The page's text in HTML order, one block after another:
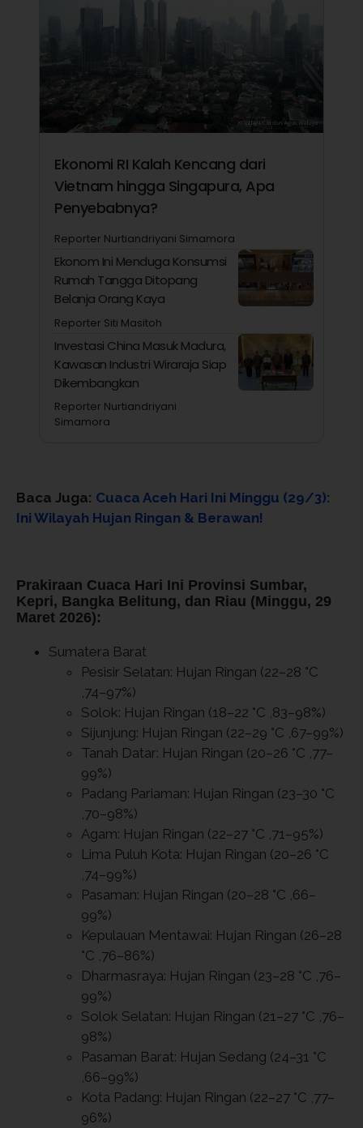
Ekonomi RI Kalah Kencang dari
Vietnam hingga Singapura, Apa
Penyebabnya?
Reporter Nurtiandriyani Simamora
Ekonom Ini Menduga Konsumsi
Rumah Tangga Ditopang
Belanja Orang Kaya
Reporter Siti Masitoh
Investasi China Masuk Madura,
Kawasan Industri Wiraraja Siap
Dikembangkan
Reporter Nurtiandriyani
Simamora
Baca Juga: Cuaca Aceh Hari Ini Minggu (29/3):
Ini Wilayah Hujan Ringan & Berawan!
Prakiraan Cuaca Hari Ini Provinsi Sumbar,
Kepri, Bangka Belitung, dan Riau (Minggu, 29
Maret 2026):
Sumatera Barat
Pesisir Selatan: Hujan Ringan (22–28 °C
,74–97%)
Solok: Hujan Ringan (18–22 °C ,83–98%)
Sijunjung: Hujan Ringan (22–29 °C ,67–99%)
Tanah Datar: Hujan Ringan (20–26 °C ,77–
99%)
Padang Pariaman: Hujan Ringan (23–30 °C
,70–98%)
Agam: Hujan Ringan (22–27 °C ,71–95%)
Lima Puluh Kota: Hujan Ringan (20–26 °C
,74–99%)
Pasaman: Hujan Ringan (20–28 °C ,66–
99%)
Kepulauan Mentawai: Hujan Ringan (26–28
°C ,76–86%)
Dharmasraya: Hujan Ringan (23–28 °C ,76–
99%)
Solok Selatan: Hujan Ringan (21–27 °C ,76–
98%)
Pasaman Barat: Hujan Sedang (24–31 °C
,66–99%)
Kota Padang: Hujan Ringan (22–27 °C ,77–
96%)